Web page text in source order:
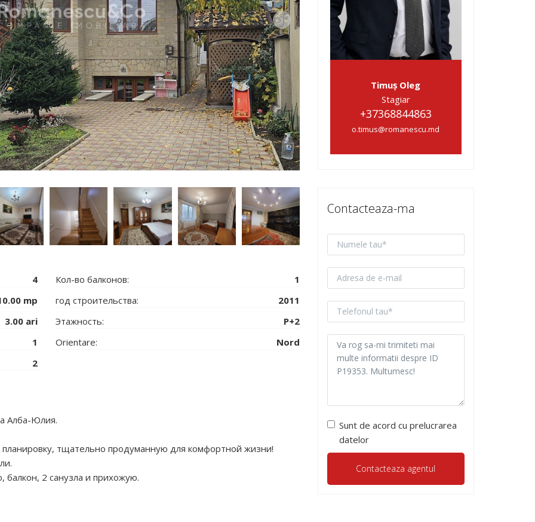
4
mp
3.00 ari
1
2
Кол-во балконов:
1
год строительства:
2011
Этажность:
P+2
Orientare:
Nord
Алба-Юлия.
тщательно продуманную для комфортной жизни!
балкон, 2 санузла и прихожую.
Timuș Oleg
Stagiar
+37368844863
o.timus@romanescu.md
Contacteaza-ma
Sunt de acord cu prelucrarea
datelor